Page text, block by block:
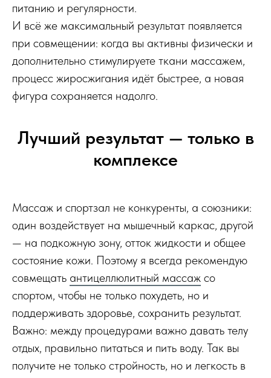
питанию и регулярности.
И всё же максимальный результат появляется
при совмещении: когда вы активны физически и
дополнительно стимулируете ткани массажем,
процесс жиросжигания идёт быстрее, а новая
фигура сохраняется надолго.
Лучший результат — только в
комплексе
Массаж и спортзал не конкуренты, а союзники:
один воздействует на мышечный каркас, другой
— на подкожную зону, отток жидкости и общее
состояние кожи. Поэтому я всегда рекомендую
совмещать антицеллюлитный массаж со
спортом, чтобы не только похудеть, но и
поддерживать здоровье, сохранить результат.
Важно: между процедурами важно давать телу
отдых, правильно питаться и пить воду. Так вы
получите не только стройность, но и легкость в